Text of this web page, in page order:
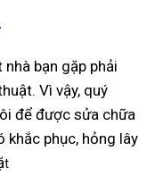
bạn gặp phải
Vì vậy, quý
để được sửa chữa
khắc phục, hỏng lây
t